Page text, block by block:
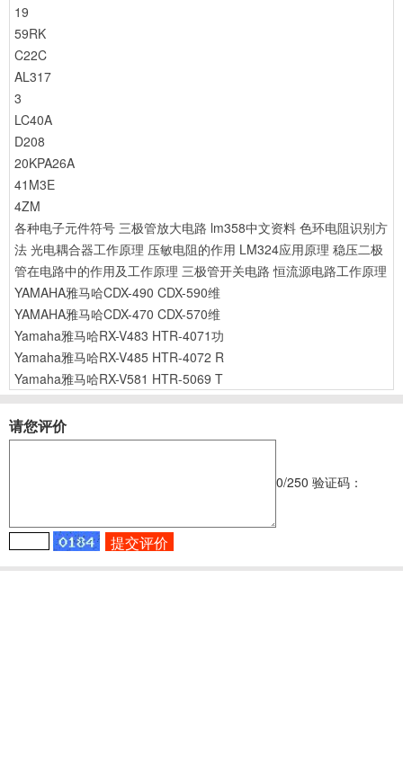
19
59RK
C22C
AL317
3
LC40A
D208
20KPA26A
41M3E
4ZM
各种电子元件符号 三极管放大电路 lm358中文资料 色环电阻识别方
法 光电耦合器工作原理 压敏电阻的作用 LM324应用原理 稳压二极
管在电路中的作用及工作原理 三极管开关电路 恒流源电路工作原理
YAMAHA雅马哈CDX-490 CDX-590维
YAMAHA雅马哈CDX-470 CDX-570维
Yamaha雅马哈RX-V483 HTR-4071功
Yamaha雅马哈RX-V485 HTR-4072 R
Yamaha雅马哈RX-V581 HTR-5069 T
请您评价
0/250 验证码：